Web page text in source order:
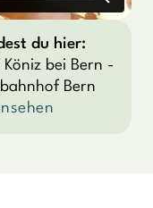
du hier:
bei Bern -
Bern